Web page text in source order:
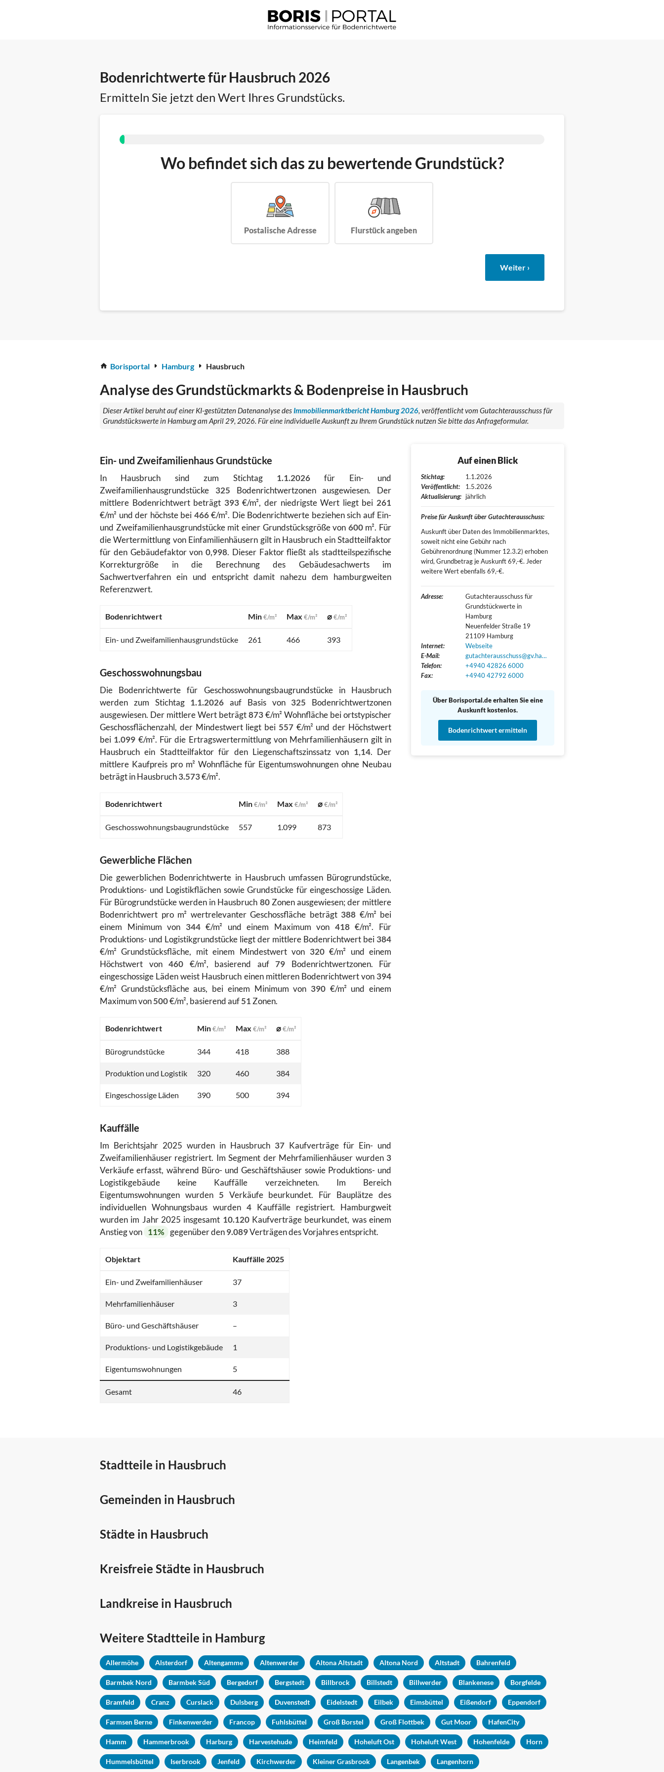
Bodenrichtwerte für Hausbruch 2026
Ermitteln Sie jetzt den Wert Ihres Grundstücks.
Wo befindet sich das zu bewertende Grundstück?
Postalische Adresse Flurstück angeben
Weiter ›
Borisportal Hamburg Hausbruch
Analyse des Grundstückmarkts & Bodenpreise in Hausbruch
Dieser Artikel beruht auf einer KI-gestützten Datenanalyse des Immobilienmarktbericht Hamburg 2026, veröffentlicht vom Gutachterausschuss für
Grundstückswerte in Hamburg am April 29, 2026. Für eine individuelle Auskunft zu Ihrem Grundstück nutzen Sie bitte das Anfrageformular.
Ein- und Zweifamilienhaus Grundstücke
In Hausbruch sind zum Stichtag 1.1.2026für Ein- und
Zweifamilienhausgrundstücke 325 Bodenrichtwertzonen ausgewiesen. Der
mittlere Bodenrichtwert beträgt 393€/m², der niedrigste Wert liegt bei 261
€/m² und der höchste bei 466€/m². Die Bodenrichtwerte beziehen sich auf Ein-
und Zweifamilienhausgrundstücke mit einer Grundstücksgröße von 600m². Für
die Wertermittlung von Einfamilienhäusern gilt in Hausbruch ein Stadtteilfaktor
für den Gebäudefaktor von0,998. Dieser Faktor fließt als stadtteilspezifische
Korrekturgröße in die Berechnung des Gebäudesachwerts im
Sachwertverfahren ein und entspricht damit nahezu dem hamburgweiten
Referenzwert.
Bodenrichtwert Min€/m² Max €/m² ⌀€/m²
Ein- und Zweifamilienhausgrundstücke 261 466 393
Geschosswohnungsbau
Die Bodenrichtwerte für Geschosswohnungsbaugrundstücke in Hausbruch
werden zum Stichtag 1.1.2026 auf Basis von 325 Bodenrichtwertzonen
ausgewiesen. Der mittlere Wert beträgt873€/m² Wohnfläche bei ortstypischer
Geschossflächenzahl, der Mindestwert liegt bei 557€/m² und der Höchstwert
bei 1.099 €/m². Für die Ertragswertermittlung von Mehrfamilienhäusern gilt in
Hausbruch ein Stadtteilfaktor für den Liegenschaftszinssatz von 1,14. Der
mittlere Kaufpreis pro m² Wohnfläche für Eigentumswohnungen ohne Neubau
beträgt in Hausbruch3.573€/m².
Bodenrichtwert Min€/m² Max €/m² ⌀€/m²
Geschosswohnungsbaugrundstücke 557 1.099 873
Gewerbliche Flächen
Die gewerblichen Bodenrichtwerte in Hausbruch umfassen Bürogrundstücke,
Produktions- und Logistikflächen sowie Grundstücke für eingeschossige Läden.
Für Bürogrundstücke werden in Hausbruch 80Zonen ausgewiesen; der mittlere
Bodenrichtwert pro m² wertrelevanter Geschossfläche beträgt 388 €/m² bei
einem Minimum von 344€/m² und einem Maximum von 418€/m². Für
Produktions- und Logistikgrundstücke liegt der mittlere Bodenrichtwert bei 384
€/m² Grundstücksfläche, mit einem Mindestwert von 320€/m² und einem
Höchstwert von 460 €/m², basierend auf 79 Bodenrichtwertzonen. Für
eingeschossige Läden weist Hausbruch einen mittleren Bodenrichtwert von 394
€/m² Grundstücksfläche aus, bei einem Minimum von 390€/m² und einem
Maximum von500€/m², basierend auf51 Zonen.
Bodenrichtwert Min€/m² Max €/m² ⌀€/m²
Bürogrundstücke 344 418 388
Produktion und Logistik 320 460 384
Eingeschossige Läden 390 500 394
Kauffälle
Im Berichtsjahr 2025 wurden in Hausbruch 37 Kaufverträge für Ein- und
Zweifamilienhäuser registriert. Im Segment der Mehrfamilienhäuser wurden 3
Verkäufe erfasst, während Büro- und Geschäftshäuser sowie Produktions- und
Logistikgebäude keine Kauffälle verzeichneten. Im Bereich
Eigentumswohnungen wurden 5 Verkäufe beurkundet. Für Bauplätze des
individuellen Wohnungsbaus wurden 4 Kauffälle registriert. Hamburgweit
wurden im Jahr 2025 insgesamt 10.120Kaufverträge beurkundet, was einem
Anstieg von 11% gegenüber den9.089Verträgen des Vorjahres entspricht.
Objektart Kauffälle 2025
Ein- und Zweifamilienhäuser 37
Mehrfamilienhäuser 3
Büro- und Geschäftshäuser –
Produktions- und Logistikgebäude 1
Eigentumswohnungen 5
Gesamt 46
Auf einen Blick
Stichtag:
1.1.2026
Veröffentlicht:
1.5.2026
Aktualisierung: jährlich
Preise für Auskunft über Gutachterausschuss:
Auskunft über Daten des Immobilienmarktes,
soweit nicht eine Gebühr nach
Gebührenordnung (Nummer 12.3.2) erhoben
wird, Grundbetrag je Auskunft 69,-€. Jeder
weitere Wert ebenfalls 69,-€.
Adresse:
Gutachterausschuss für
Grundstückwerte in
Hamburg
Neuenfelder Straße 19
21109 Hamburg
Internet:
Webseite
E-Mail:
gutachterausschuss@gv.hamburg.de
Telefon:
+4940 42826 6000
Fax:
+4940 42792 6000
Über Borisportal.de erhalten Sie eine
Auskunft kostenlos.
Bodenrichtwert ermitteln
Stadtteile in Hausbruch
Gemeinden in Hausbruch
Städte in Hausbruch
Kreisfreie Städte in Hausbruch
Landkreise in Hausbruch
Weitere Stadtteile in Hamburg
Allermöhe Alsterdorf Altengamme Altenwerder Altona Altstadt Altona Nord Altstadt Bahrenfeld
Barmbek Nord Barmbek Süd Bergedorf Bergstedt Billbrock Billstedt Billwerder Blankenese Borgfelde
Bramfeld Cranz Curslack Dulsberg Duvenstedt Eidelstedt Eilbek Eimsbüttel Eißendorf Eppendorf
Farmsen Berne Finkenwerder Francop Fuhlsbüttel Groß Borstel Groß Flottbek Gut Moor HafenCity
Hamm Hammerbrook Harburg Harvestehude Heimfeld Hoheluft Ost Hoheluft West Hohenfelde Horn
Hummelsbüttel Iserbrook Jenfeld Kirchwerder Kleiner Grasbrook Langenbek Langenhorn